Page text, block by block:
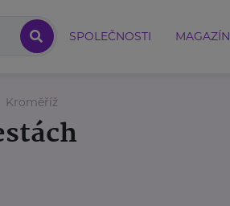
SPOLEČNOSTI MAGAZÍN
Kroměříž